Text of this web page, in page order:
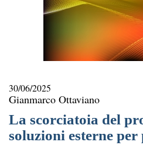
30/06/2025
Gianmarco Ottaviano
La scorciatoia del
soluzioni esterne